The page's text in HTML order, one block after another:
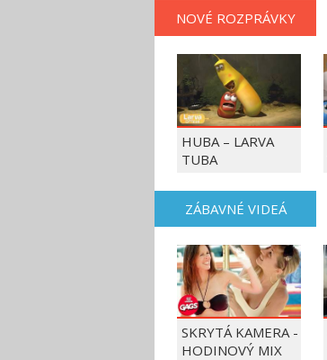
NOVÉ ROZPRÁVKY
HUBA – LARVA
TUBA
ZÁBAVNÉ VIDEÁ
SKRYTÁ KAMERA -
HODINOVÝ MIX